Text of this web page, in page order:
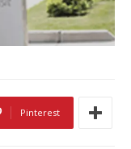
Pinterest